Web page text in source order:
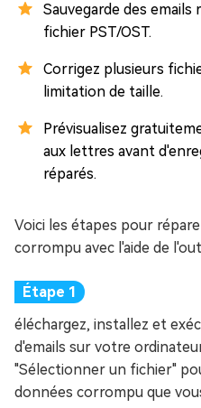
Sauvegarde des emails
fichier PST/OST.
Corrigez plusieurs
limitation de taille.
Prévisualisez
aux lettres avant
réparés.
Voici les étapes pour
corrompu avec l'aide de
éléchargez, installez et
d'emails sur votre
"Sélectionner un fichier"
données corrompu que